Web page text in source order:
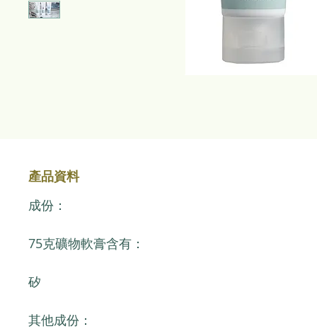
產品資料
成份：
75克礦物軟膏含有：
矽
其他成份：